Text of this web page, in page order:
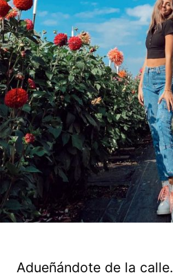
Adueñándote de la calle.